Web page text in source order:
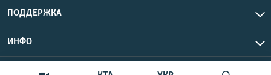
ПОДДЕРЖКА
ИНФО